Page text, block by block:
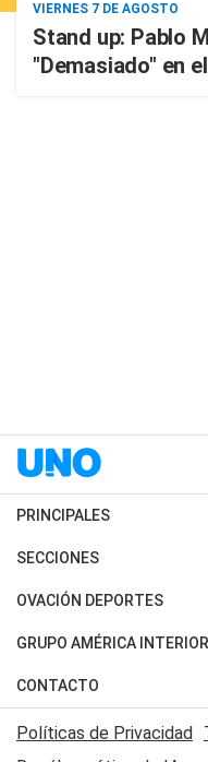
VIERNES 7 DE AGOSTO
Stand up: Pablo
"Demasiado" en
PRINCIPALES
Últimas Noticias
Política
Judiciales
Economia
SECCIONES
Horóscopo
Motores
Trucos caseros
Series y Películas
OVACIÓN DEPORTES
Fútbol
Mundial
Automovilismo
Rugby
GRUPO AMÉRICA INTERIOR
Canal 7 en Vivo
CONTACTO
Acerca de Nosotros
Políticas de Privacidad